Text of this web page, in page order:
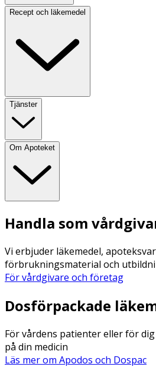
Recept och läkemedel
Tjänster
Om Apoteket
Handla som
Vi erbjuder läkemedel,
förbrukningsmaterial och
För vårdgivare och företag
Dosförpackade
För vårdens patienter eller för
på din medicin
Läs mer om Apodos och Dospac